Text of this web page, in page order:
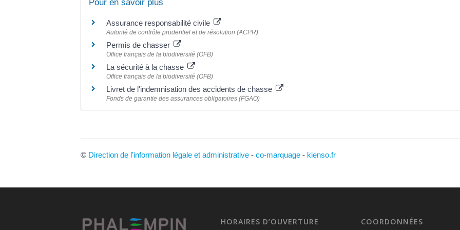
Pour en savoir plus
Assurance responsabilité civile
Autorité de contrôle prudentiel et de résolution (ACPR)
Permis de chasser
Office français de la biodiversité (OFB)
La sécurité à la chasse
Office français de la biodiversité (OFB)
Livret de l'indemnisation des accidents de chasse
Fonds de garantie des assurances obligatoires (FGAO)
© Direction de l'information légale et administrative - co-marquage - kienso.fr
HORAIRES D’OUVERTURE COORDONNÉES